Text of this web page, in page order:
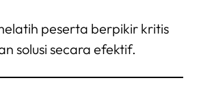
peserta berpikir kritis
solusi secara efektif.